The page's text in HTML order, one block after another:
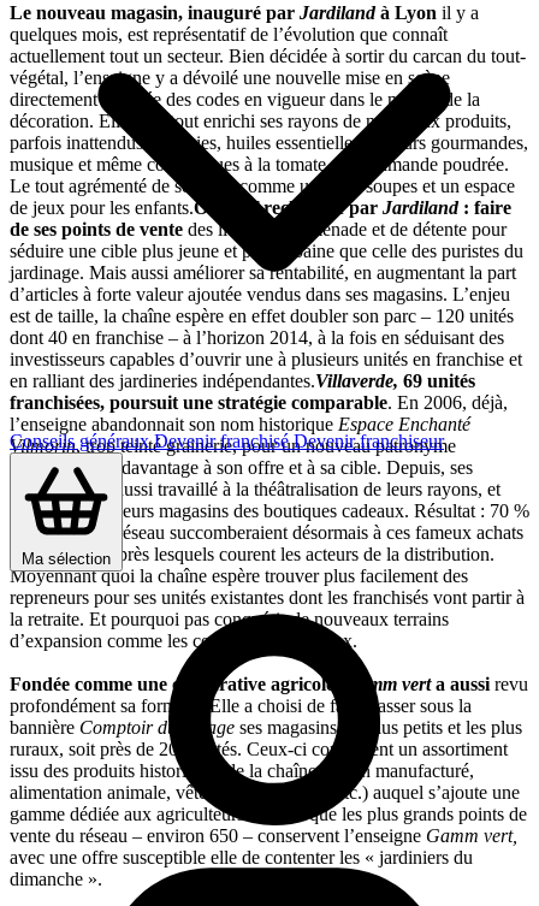
Conseils générauxDevenir franchiséDevenir franchiseur
Ma sélection
Le nouveau magasin, inauguré par Jardilandà Lyon il y a
quelques mois, est représentatif de l’évolution que connaît
actuellement tout un secteur. Bien décidée à sortir du carcan du tout-
végétal, l’enseigne y a dévoilé une nouvelle mise en scène
directement inspirée des codes en vigueur dans le monde de la
décoration. Elle a surtout enrichi ses rayons de nouveaux produits,
parfois inattendus : bougies, huiles essentielles, saveurs gourmandes,
musique et même cosmétiques à la tomate ou à l’amande poudrée.
Le tout agrémenté de services comme un bar à soupes et un espace
de jeux pour les enfants.Objectif recherché par Jardiland : faire
de ses points de vente des lieux de promenade et de détente pour
séduire une cible plus jeune et plus urbaine que celle des puristes du
jardinage. Mais aussi améliorer sa rentabilité, en augmentant la part
d’articles à forte valeur ajoutée vendus dans ses magasins. L’enjeu
est de taille, la chaîne espère en effet doubler son parc – 120 unités
dont 40 en franchise – à l’horizon 2014, à la fois en séduisant des
investisseurs capables d’ouvrir une à plusieurs unités en franchise et
en ralliant des jardineries indépendantes.Villaverde, 69 unités
franchisées, poursuit une stratégie comparable. En 2006, déjà,
l’enseigne abandonnait son nom historique Espace Enchanté
Vilmorin, trop teinté grainerie, pour un nouveau patronyme
correspondant davantage à son offre et à sa cible. Depuis, ses
adhérents ont aussi travaillé à la théâtralisation de leurs rayons, et
introduit dans leurs magasins des boutiques cadeaux. Résultat : 70 %
des clients du réseau succomberaient désormais à ces fameux achats
d’impulsion, après lesquels courent les acteurs de la distribution.
Moyennant quoi la chaîne espère trouver plus facilement des
repreneurs pour ses unités existantes dont les franchisés vont partir à
la retraite. Et pourquoi pas conquérir de nouveaux terrains
d’expansion comme les centres commerciaux.
Fondée comme une coopérative agricole, Gamm verta aussi revu
profondément sa formule. Elle a choisi de faire passer sous la
bannière Comptoir du Village ses magasins les plus petits et les plus
ruraux, soit près de 200 unités. Ceux-ci conservent un assortiment
issu des produits historiques de la chaîne (jardin manufacturé,
alimentation animale, vêtements de travail, etc.) auquel s’ajoute une
gamme dédiée aux agriculteurs. Tandis que les plus grands points de
vente du réseau – environ 650 – conservent l’enseigne Gamm vert,
avec une offre susceptible elle de contenter les « jardiniers du
dimanche ».